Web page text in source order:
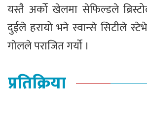
यस्तै अर्को खेलमा सेफिल्डले
दुईले हरायो भने स्वान्से सिटीले
गाेलले पराजित गर्यो ।
प्रतिक्रिया